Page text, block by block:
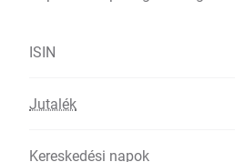
ISIN
Jutalék
Kereskedési napok